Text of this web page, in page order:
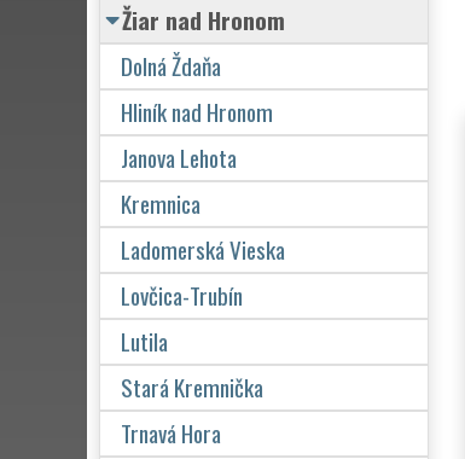
Žiar nad Hronom
Dolná Ždaňa
Hliník nad Hronom
Janova Lehota
Kremnica
Ladomerská Vieska
Lovčica-Trubín
Lutila
Stará Kremnička
Trnavá Hora